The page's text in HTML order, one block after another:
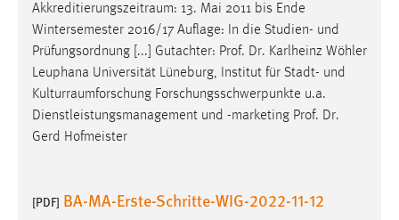
Akkreditierungszeitraum: 13. Mai 2011 bis Ende
Wintersemester 2016/17 Auflage: In die Studien- und
Prüfungsordnung [...] Gutachter: Prof. Dr. Karlheinz Wöhler
Leuphana Universität Lüneburg, Institut für Stadt- und
Kulturraumforschung Forschungsschwerpunkte u.a.
Dienstleistungsmanagement und -marketing Prof. Dr.
Gerd Hofmeister
[PDF] BA-MA-Erste-Schritte-WIG-2022-11-12